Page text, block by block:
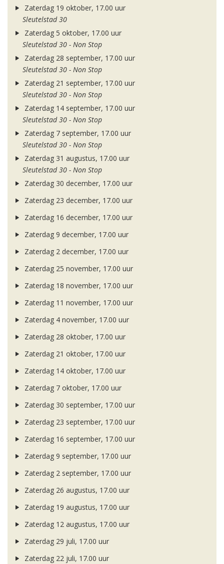
Zaterdag 19 oktober, 17.00 uur
Sleutelstad 30
Zaterdag 5 oktober, 17.00 uur
Sleutelstad 30 - Non Stop
Zaterdag 28 september, 17.00 uur
Sleutelstad 30 - Non Stop
Zaterdag 21 september, 17.00 uur
Sleutelstad 30 - Non Stop
Zaterdag 14 september, 17.00 uur
Sleutelstad 30 - Non Stop
Zaterdag 7 september, 17.00 uur
Sleutelstad 30 - Non Stop
Zaterdag 31 augustus, 17.00 uur
Sleutelstad 30 - Non Stop
Zaterdag 30 december, 17.00 uur
Zaterdag 23 december, 17.00 uur
Zaterdag 16 december, 17.00 uur
Zaterdag 9 december, 17.00 uur
Zaterdag 2 december, 17.00 uur
Zaterdag 25 november, 17.00 uur
Zaterdag 18 november, 17.00 uur
Zaterdag 11 november, 17.00 uur
Zaterdag 4 november, 17.00 uur
Zaterdag 28 oktober, 17.00 uur
Zaterdag 21 oktober, 17.00 uur
Zaterdag 14 oktober, 17.00 uur
Zaterdag 7 oktober, 17.00 uur
Zaterdag 30 september, 17.00 uur
Zaterdag 23 september, 17.00 uur
Zaterdag 16 september, 17.00 uur
Zaterdag 9 september, 17.00 uur
Zaterdag 2 september, 17.00 uur
Zaterdag 26 augustus, 17.00 uur
Zaterdag 19 augustus, 17.00 uur
Zaterdag 12 augustus, 17.00 uur
Zaterdag 29 juli, 17.00 uur
Zaterdag 22 juli, 17.00 uur